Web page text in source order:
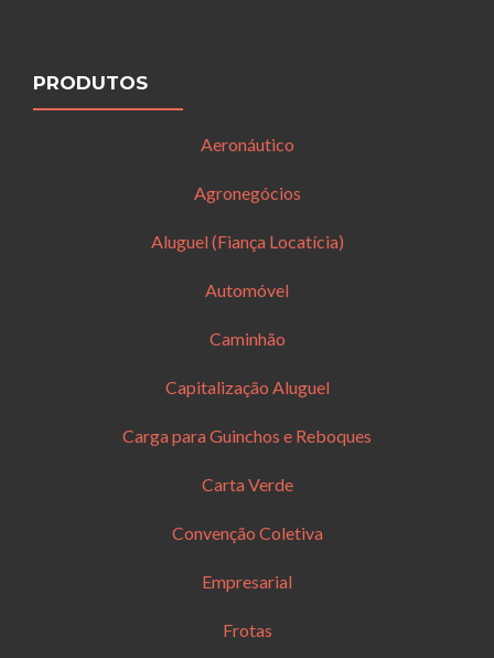
PRODUTOS
Aeronáutico
Agronegócios
Aluguel (Fiança Locatícia)
Automóvel
Caminhão
Capitalização Aluguel
Carga para Guinchos e Reboques
Carta Verde
Convenção Coletiva
Empresarial
Frotas